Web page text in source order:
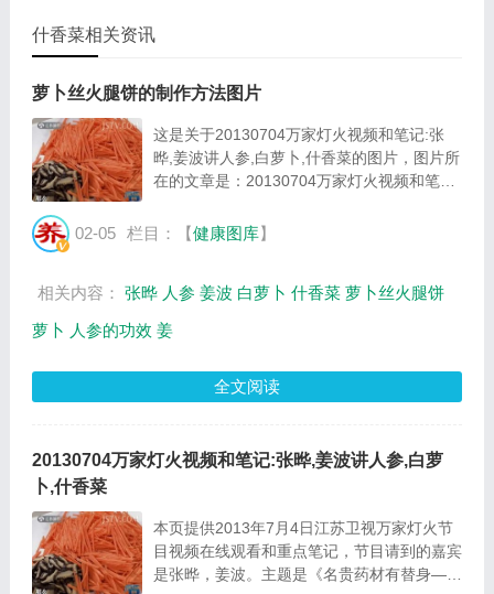
什香菜相关资讯
萝卜丝火腿饼的制作方法图片
这是关于20130704万家灯火视频和笔记:张
晔,姜波讲人参,白萝卜,什香菜的图片，图片所
在的文章是：20130704万家灯火视频和笔记:
455x313像素，格式是JPG，图片大小是
02-05 栏目：【健康图库】
相关内容： 张晔 人参 姜波 白萝卜 什香菜 萝卜丝火腿饼
萝卜 人参的功效 姜
全文阅读
20130704万家灯火视频和笔记:张晔,姜波讲人参,白萝
卜,什香菜
本页提供2013年7月4日江苏卫视万家灯火节
目视频在线观看和重点笔记，节目请到的嘉宾
是张晔，姜波。主题是《名贵药材有替身—人